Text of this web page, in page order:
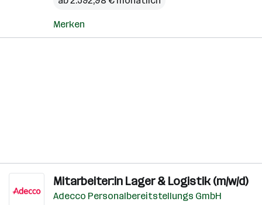
Merken
Mitarbeiter:in Lager & Logistik (m/w/d)
Adecco Personalbereitstellungs GmbH